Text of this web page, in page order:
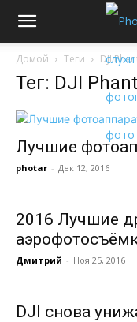
Домой Теги DJI
Тег: DJI
Лучшие
photar - Дек 12, 2016
2016 Лучшие
Дмитрий - Ноя 25, 2016
DJI снова